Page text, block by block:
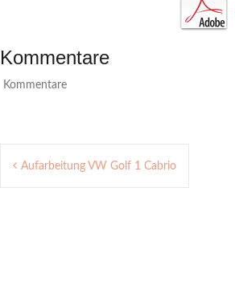
Kommentare
Kommentare
Post
Aufarbeitung VW Golf 1 Cabrio